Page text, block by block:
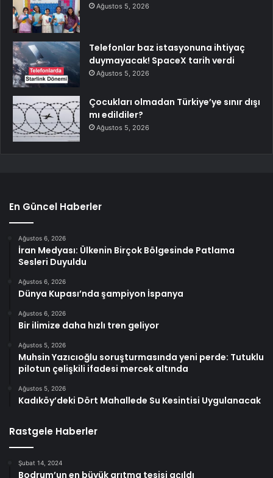
Ağustos 5, 2026
Telefonlar baz istasyonuna ihtiyaç
duymayacak! SpaceX tarih verdi
Ağustos 5, 2026
Çocukları olmadan Türkiye’ye sınır dışı
mı edildiler?
Ağustos 5, 2026
En Güncel Haberler
Ağustos 6, 2026
İran Medyası: Ülkenin Birçok Bölgesinde Patlama
Sesleri Duyuldu
Ağustos 6, 2026
Dünya Kupası’nda şampiyon İspanya
Ağustos 6, 2026
Bir ilimize daha hızlı tren geliyor
Ağustos 5, 2026
Muhsin Yazıcıoğlu soruşturmasında yeni perde: Tutuklu
pilotun çelişkili ifadesi mercek altında
Ağustos 5, 2026
Kadıköy’deki Dört Mahallede Su Kesintisi Uygulanacak
Rastgele Haberler
Şubat 14, 2024
Bodrum’un en büyük arıtma tesisi açıldı